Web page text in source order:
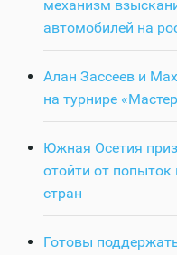
механизм
автомобилей на
Алан Зассеев и
на турнире
Южная Осетия
отойти от
стран
Готовы